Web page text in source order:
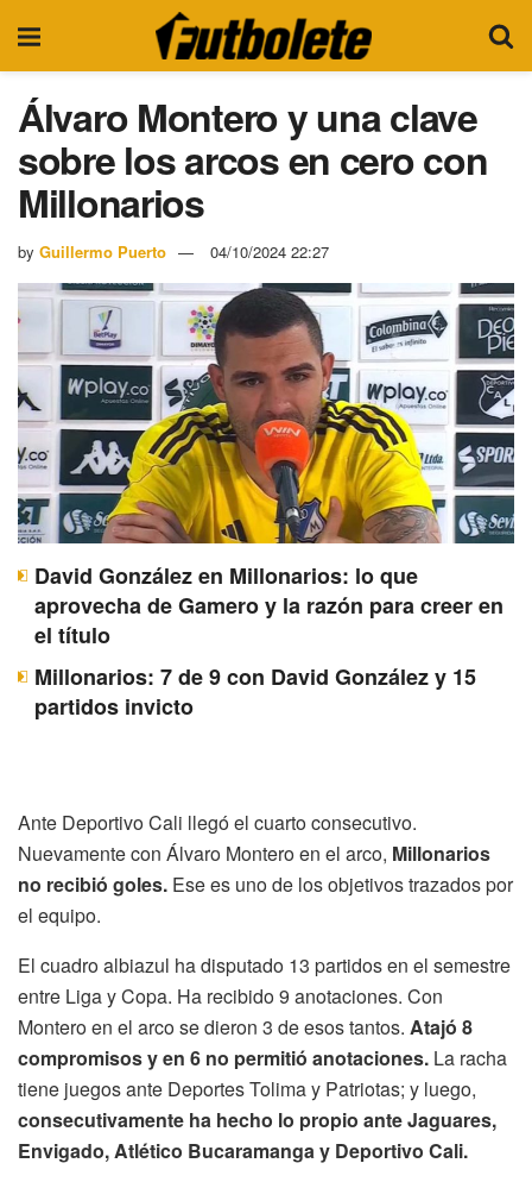
Álvaro Montero y una clave
sobre los arcos en cero con
Millonarios
by Guillermo Puerto 04/10/2024 22:27
David González en Millonarios: lo que
aprovecha de Gamero y la razón para creer en
el título
Millonarios: 7 de 9 con David González y 15
partidos invicto
Ante Deportivo Cali llegó el cuarto consecutivo.
Nuevamente con Álvaro Montero en el arco, Millonarios
no recibió goles. Ese es uno de los objetivos trazados por
el equipo.
El cuadro albiazul ha disputado 13 partidos en el semestre
entre Liga y Copa. Ha recibido 9 anotaciones. Con
Montero en el arco se dieron 3 de esos tantos. Atajó 8
compromisos y en 6 no permitió anotaciones. La racha
tiene juegos ante Deportes Tolima y Patriotas; y luego,
consecutivamente ha hecho lo propio ante Jaguares,
Envigado, Atlético Bucaramanga y Deportivo Cali.